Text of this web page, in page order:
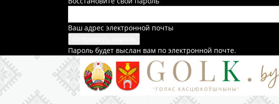
Ваш адрес электронной почты
Пароль будет выслан вам по электронной почте.